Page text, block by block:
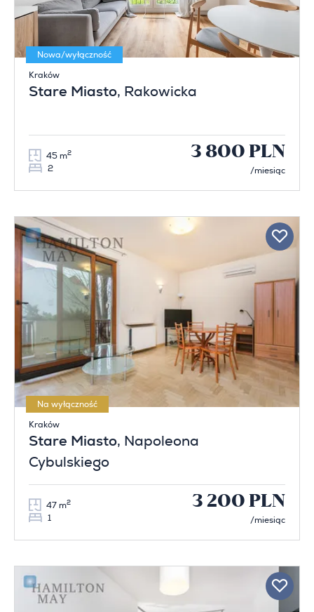
Nowa/wyłączność
Kraków
Stare Miasto, Rakowicka
45 m2
2
3 800 PLN
/miesiąc
Na wyłączność
Kraków
Stare Miasto, Napoleona
Cybulskiego
47 m2
1
3 200 PLN
/miesiąc